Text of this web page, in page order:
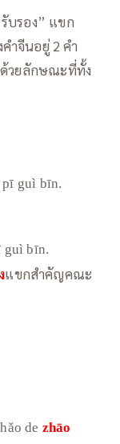
บรอง” แขก
ำจีนอยู่ 2 คำ
วยลักษณะที่ทั้ง
pī guì bīn.
guì bīn.
แขกสำคัญคณะ
de zhāo